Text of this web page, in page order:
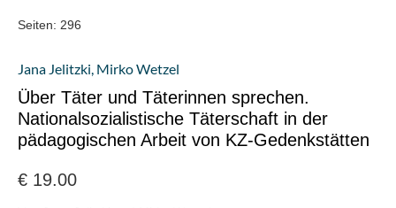
Seiten: 296
Jana Jelitzki, Mirko Wetzel
Über Täter und Täterinnen sprechen.
Nationalsozialistische Täterschaft in der
pädagogischen Arbeit von KZ-Gedenkstätten
€ 19.00